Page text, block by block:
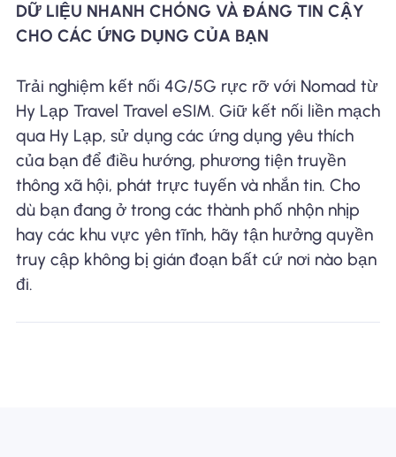
DỮ LIỆU NHANH CHÓNG VÀ ĐÁNG TIN CẬY
CHO CÁC ỨNG DỤNG CỦA BẠN
Trải nghiệm kết nối 4G/5G rực rỡ với Nomad từ
Hy Lạp Travel Travel eSIM. Giữ kết nối liền mạch
qua Hy Lạp, sử dụng các ứng dụng yêu thích
của bạn để điều hướng, phương tiện truyền
thông xã hội, phát trực tuyến và nhắn tin. Cho
dù bạn đang ở trong các thành phố nhộn nhịp
hay các khu vực yên tĩnh, hãy tận hưởng quyền
truy cập không bị gián đoạn bất cứ nơi nào bạn
đi.